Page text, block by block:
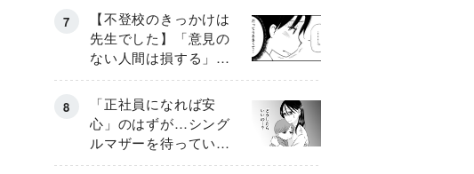
《第６話》
【不登校のきっかけは
先生でした】「意見の
ない人間は損する」担
任の一言が苦しみに…
《第１話》
「正社員になれば安
心」のはずが…シング
ルマザーを待ってい
た“魔の２年間”【前編】